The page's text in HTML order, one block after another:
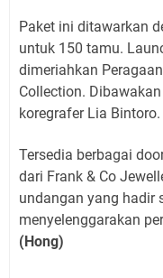
Paket ini ditawarkan
untuk 150 tamu.
dimeriahkan
Collection.
koregrafer Lia Bintoro.
Tersedia berbagai
dari Frank & Co
undangan yang hadir
menyelenggarakan
(Hong)